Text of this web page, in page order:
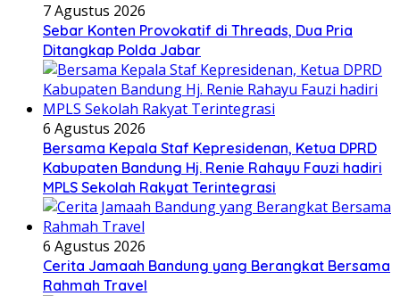
7 Agustus 2026
Sebar Konten Provokatif di Threads, Dua Pria
Ditangkap Polda Jabar
6 Agustus 2026
Bersama Kepala Staf Kepresidenan, Ketua DPRD
Kabupaten Bandung Hj. Renie Rahayu Fauzi hadiri
MPLS Sekolah Rakyat Terintegrasi
6 Agustus 2026
Cerita Jamaah Bandung yang Berangkat Bersama
Rahmah Travel